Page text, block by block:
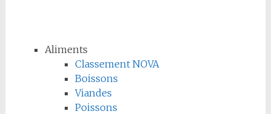
Aliments
Classement NOVA
Boissons
Viandes
Poissons